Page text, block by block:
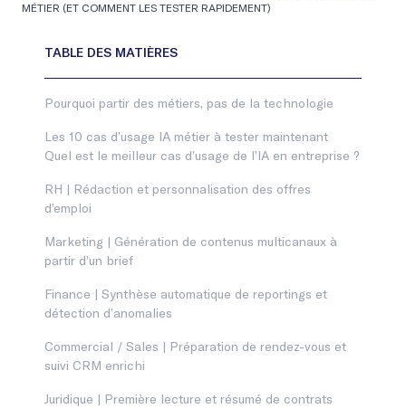
MÉTIER (ET COMMENT LES TESTER RAPIDEMENT)
Pourquoi partir des métiers, pas de la technologie
Les 10 cas d’usage IA métier à tester maintenant
Quel est le meilleur cas d’usage de l’IA en entreprise ?
RH | Rédaction et personnalisation des offres
d’emploi
Marketing | Génération de contenus multicanaux à
partir d’un brief
Finance | Synthèse automatique de reportings et
détection d’anomalies
Commercial / Sales | Préparation de rendez-vous et
suivi CRM enrichi
Juridique | Première lecture et résumé de contrats